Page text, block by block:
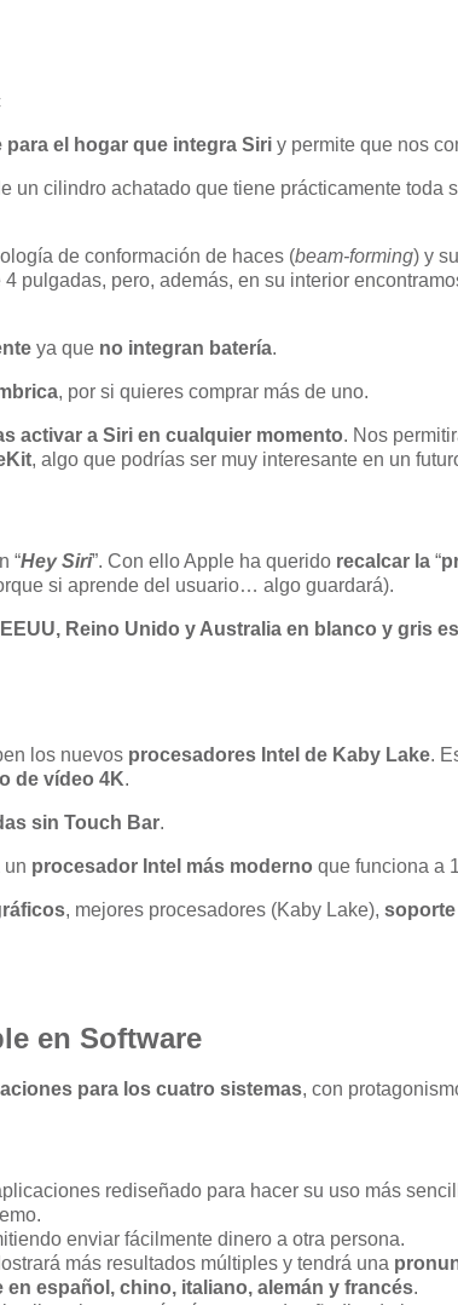
el hogar que integra Siri y permite que nos
un cilindro achatado que tiene prácticamente
de conformación de haces (beam-forming) y
pulgadas, pero, además, en su interior
ya que no integran batería.
, por si quieres comprar más de uno.
activar a Siri en cualquier momento. Nos
, algo que podrías ser muy interesante en un
“Hey Siri”. Con ello Apple ha querido recalcar la “
si aprende del usuario… algo guardará).
Reino Unido y Australia en blanco y gris
los nuevos procesadores Intel de Kaby Lake.
de vídeo 4K.
sin Touch Bar.
un procesador Intel más moderno que funciona a
, mejores procesadores (Kaby Lake),
en Software
para los cuatro sistemas, con
rediseñado para hacer su uso más
enviar fácilmente dinero a otra persona.
más resultados múltiples y tendrá una
en español, chino, italiano, alemán y francés.